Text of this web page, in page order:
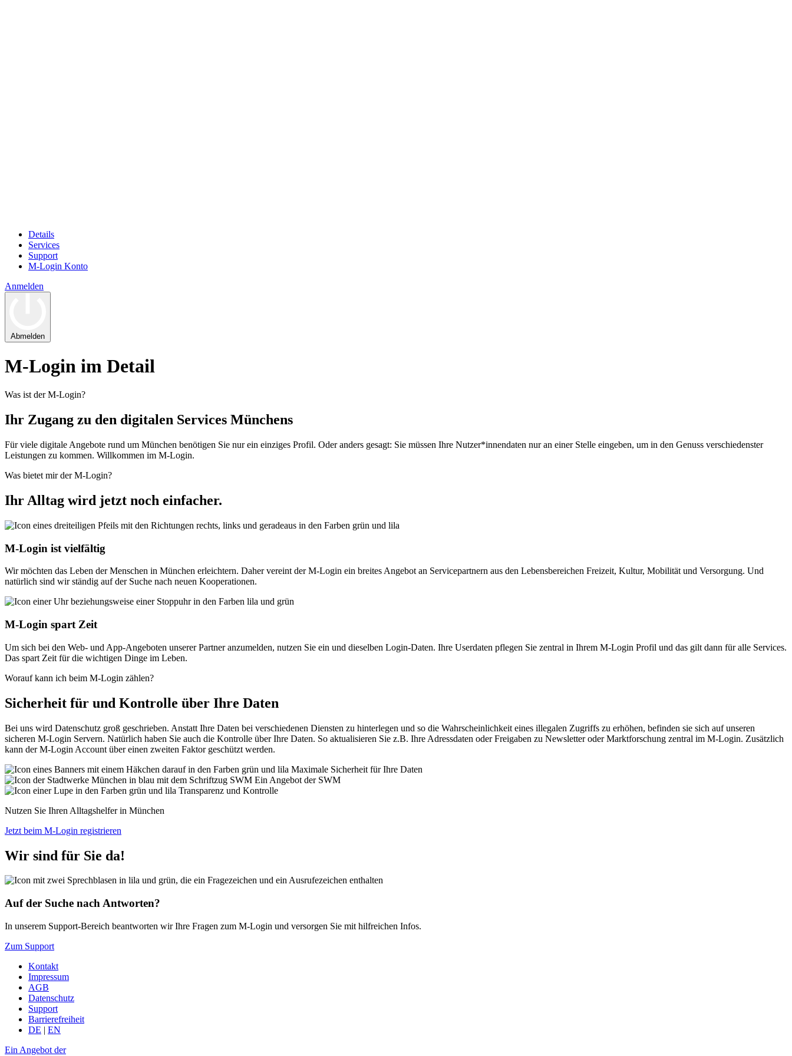
Details
Services
Support
M-Login Konto
Anmelden
Abmelden
M‑Login im Detail
Was ist der M‑Login?
Ihr Zugang zu den digitalen Services Münchens
Für viele digitale Angebote rund um München benötigen Sie nur ein einziges Profil. Oder anders gesagt: Sie müssen Ihre Nutzer*innendaten nur an einer Stelle eingeben, um in den Genuss verschiedenster
Leistungen zu kommen. Willkommen im M-Login.
Was bietet mir der M‑Login?
Ihr Alltag wird jetzt noch einfacher.
M‑Login ist vielfältig
Wir möchten das Leben der Menschen in München erleichtern. Daher vereint der M-Login ein breites Angebot an Servicepartnern aus den Lebensbereichen Freizeit, Kultur, Mobilität und Versorgung. Und
natürlich sind wir ständig auf der Suche nach neuen Kooperationen.
M‑Login spart Zeit
Um sich bei den Web- und App-Angeboten unserer Partner anzumelden, nutzen Sie ein und dieselben Login-Daten. Ihre Userdaten pflegen Sie zentral in Ihrem M-Login Profil und das gilt dann für alle Services.
Das spart Zeit für die wichtigen Dinge im Leben.
Worauf kann ich beim M‑Login zählen?
Sicherheit für und Kontrolle über Ihre Daten
Bei uns wird Datenschutz groß geschrieben. Anstatt Ihre Daten bei verschiedenen Diensten zu hinterlegen und so die Wahrscheinlichkeit eines illegalen Zugriffs zu erhöhen, befinden sie sich auf unseren
sicheren M-Login Servern. Natürlich haben Sie auch die Kontrolle über Ihre Daten. So aktualisieren Sie z.B. Ihre Adressdaten oder Freigaben zu Newsletter oder Marktforschung zentral im M-Login. Zusätzlich
kann der M-Login Account über einen zweiten Faktor geschützt werden.
Maximale Sicherheit für Ihre Daten
Ein Angebot der SWM
Transparenz und Kontrolle
Nutzen Sie Ihren Alltagshelfer in München
Jetzt beim M-Login registrieren
Wir sind für Sie da!
Auf der Suche nach Antworten?
In unserem Support-Bereich beantworten wir Ihre Fragen zum M-Login und versorgen Sie mit hilfreichen Infos.
Zum Support
Kontakt
Impressum
AGB
Datenschutz
Support
Barrierefreiheit
DE | EN
Ein Angebot der